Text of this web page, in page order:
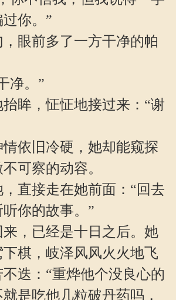
你。”
眼前多了一方干净的帕
净。”
眸，怔怔地接过来：“谢
依旧冷硬，她却能窥探
可察的动容。
直接走在她前面：“回去
你的故事。”
，已经是十日之后。她
棋，岐泽风风火火地飞
迭：“重烨他个没良心的
是吃他几粒破丹药吗，